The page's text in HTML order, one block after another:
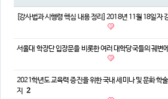
참여[강사법과 시행령 핵심 내용 정리] 2018년 11월 18일자
서울대 학장단 입장문을 비롯한 여러 대학당국들의 궤변
2021학년도 교육력 증진을 위한 국내 세미나 및 문화 학
지 2